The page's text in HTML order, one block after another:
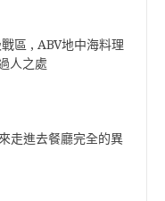
區 , ABV地中海料理
人之處
走進去餐廳完全的異